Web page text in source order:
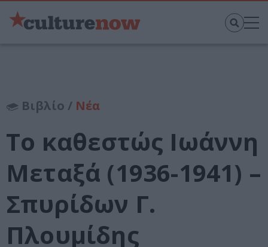
Βιβλίο / Νέα
Το καθεστώς Ιωάννη
Μεταξά (1936-1941) –
Σπυρίδων Γ.
Πλουμίδης